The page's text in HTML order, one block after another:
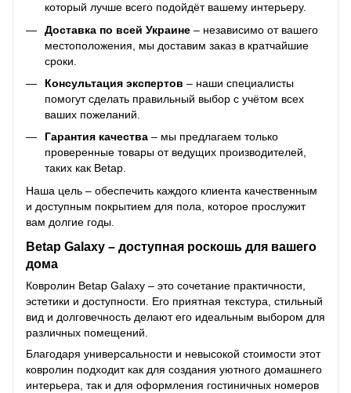
который лучше всего подойдёт вашему интерьеру.
Доставка по всей Украине – независимо от вашего
местоположения, мы доставим заказ в кратчайшие
сроки.
Консультация экспертов – наши специалисты
помогут сделать правильный выбор с учётом всех
ваших пожеланий.
Гарантия качества – мы предлагаем только
проверенные товары от ведущих производителей,
таких как Betap.
Наша цель – обеспечить каждого клиента качественным
и доступным покрытием для пола, которое прослужит
вам долгие годы.
Betap Galaxy – доступная роскошь для вашего
дома
Ковролин Betap Galaxy – это сочетание практичности,
эстетики и доступности. Его приятная текстура, стильный
вид и долговечность делают его идеальным выбором для
различных помещений.
Благодаря универсальности и невысокой стоимости этот
ковролин подходит как для создания уютного домашнего
интерьера, так и для оформления гостиничных номеров